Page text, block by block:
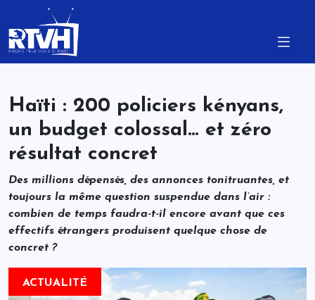
Haïti : 200 policiers kényans,
un budget colossal… et zéro
résultat concret
Des millions dépensés, des annonces tonitruantes, et
toujours la même question suspendue dans l’air :
combien de temps faudra-t-il encore avant que ces
effectifs étrangers produisent quelque chose de
concret ?
ACTUALITÉ